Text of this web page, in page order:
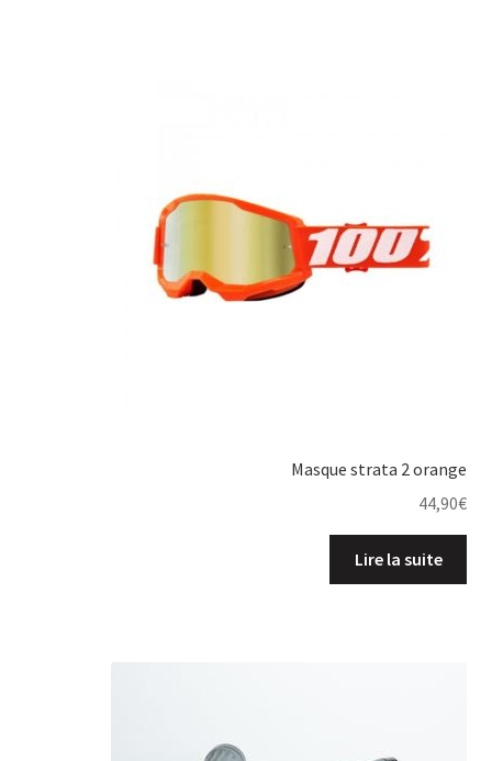
Masque strata 2 orange
44,90€
Lire la suite